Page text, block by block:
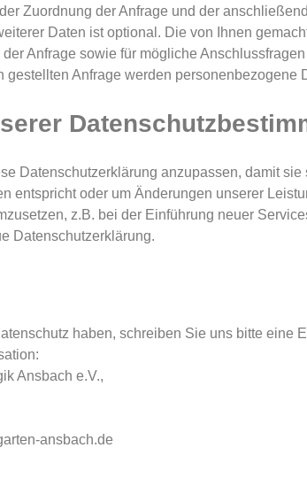
Zuordnung der Anfrage und der
Daten ist optional. Die von Ihnen
Anfrage sowie für mögliche
gestellten Anfrage werden personenbezogene
Datenschutzerklärung anzupassen, damit sie
entspricht oder um Änderungen unserer
z.B. bei der Einführung neuer
Datenschutzerklärung.
haben, schreiben Sie uns bitte eine
Ansbach e.V.,
ansbach.de